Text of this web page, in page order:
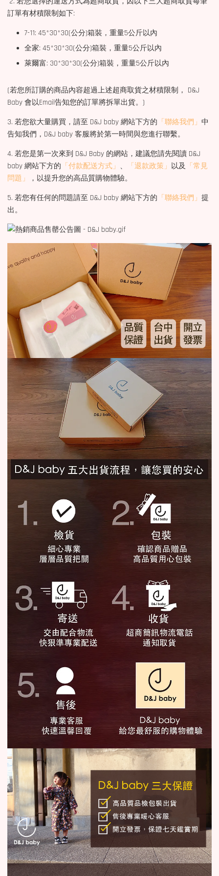
訂單有材積限制如下:
7-11: 45*30*30(公分)箱裝，重量5公斤以內
全家: 45*30*30(公分)箱裝，重量5公斤以內
萊爾富: 30*30*30(公分)箱裝，重量5公斤以內
(若您所訂購的商品內容超過上述超商取貨之材積限制， D&J
Baby 會以Email告知您的訂單將拆單出貨。)
3. 若您欲大量購買，請至 D&J baby 網站下方的 「聯絡我們」 中
告知我們，D&J baby 客服將於第一時間與您進行聯繫。
4. 若您是第一次來到 D&J Baby 的網站，建議您請先閱讀 D&J
baby 網站下方的 「付款配送方式」 、 「退款政策」 以及 「常見
問題」
，以提升您的高品質購物體驗。
5. 若您有任何的問題請至 D&J baby 網站下方的 「聯絡我們」 提
出。